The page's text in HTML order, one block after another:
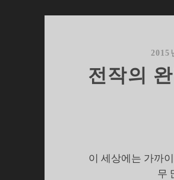
2015
전작의
이 세상에는 가까
무